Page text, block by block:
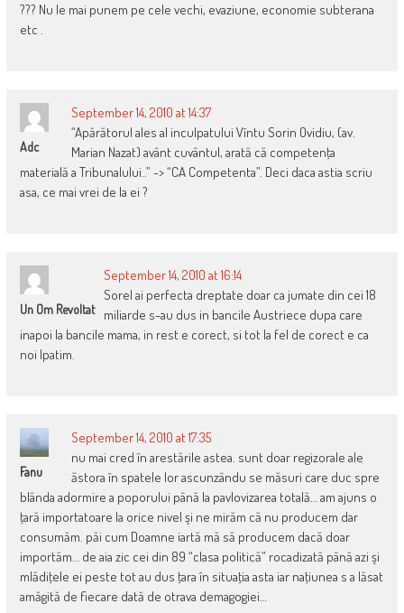
??? Nu le mai punem pe cele vechi, evaziune, economie subterana
etc .
Adc
September 14, 2010 at 14:37
“Apărătorul ales al inculpatului Vîntu Sorin Ovidiu, (av.
Marian Nazat) avânt cuvântul, arată că competenţa
materială a Tribunalului..” -> “CA Competenta”. Deci daca astia scriu
asa, ce mai vrei de la ei ?
Un Om Revoltat
September 14, 2010 at 16:14
Sorel ai perfecta dreptate doar ca jumate din cei 18
miliarde s-au dus in bancile Austriece dupa care
inapoi la bancile mama, in rest e corect, si tot la fel de corect e ca
noi lpatim.
Fanu
September 14, 2010 at 17:35
nu mai cred în arestările astea. sunt doar regizorale ale
ăstora în spatele lor ascunzându se măsuri care duc spre
blânda adormire a poporului până la pavlovizarea totală… am ajuns o
ţară importatoare la orice nivel şi ne mirăm că nu producem dar
consumăm. păi cum Doamne iartă mă să producem dacă doar
importăm… de aia zic cei din 89 “clasa politică” rocadizată până azi şi
mlădiţele ei peste tot au dus ţara în situaţia asta iar naţiunea s a lăsat
amăgită de fiecare dată de otrava demagogiei…